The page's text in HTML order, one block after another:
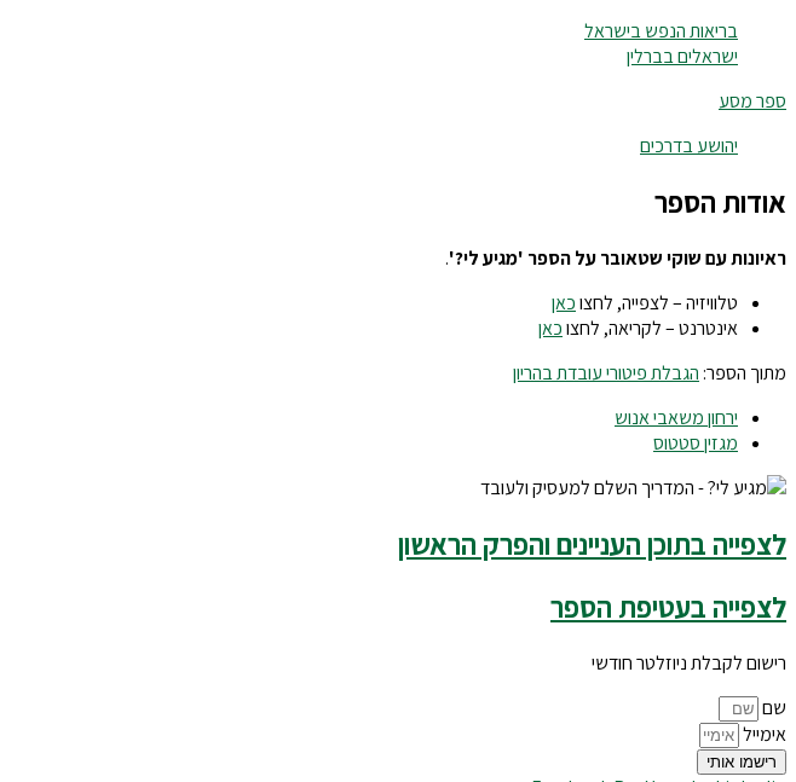
בריאות הנפש בישראל
ישראלים בברלין
ספר מסע
יהושע בדרכים
אודות הספר
ראיונות עם שוקי שטאובר על הספר 'מגיע לי?'.
טלוויזיה – לצפייה, לחצוכאן
אינטרנט – לקריאה, לחצוכאן
מתוך הספר: הגבלת פיטורי עובדת בהריון
ירחון משאבי אנוש
מגזין סטטוס
לצפייה בתוכן העניינים והפרק הראשון
לצפייה בעטיפת הספר
רישום לקבלת ניוזלטר חודשי
שם
אימייל
רישמו אותי